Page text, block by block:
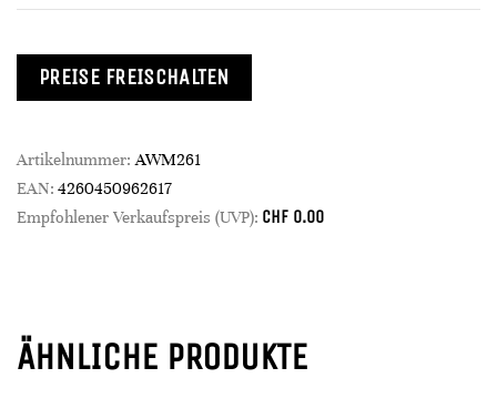
PREISE FREISCHALTEN
Artikelnummer:AWM261
EAN: 4260450962617
Empfohlener Verkaufspreis (UVP): CHF 0.00
ÄHNLICHE PRODUKTE